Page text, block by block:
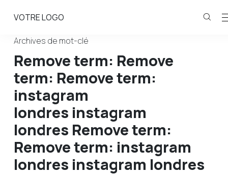
VOTRE LOGO
Archives de mot-clé
Remove term: Remove
term: Remove term:
instagram
londres instagram
londres Remove term:
Remove term: instagram
londres instagram londres